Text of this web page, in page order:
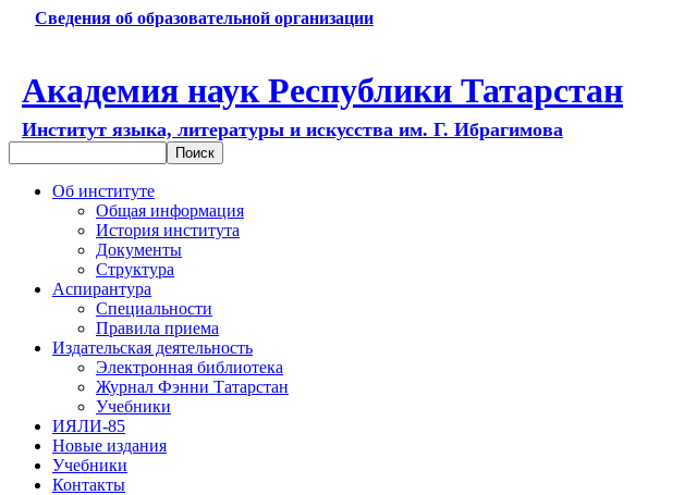
Сведения об образовательной организации
Академия наук Республики Татарстан
Институт языка, литературы и искусства им. Г. Ибрагимова
Об институте
Общая информация
История института
Документы
Структура
Аспирантура
Специальности
Правила приема
Издательская деятельность
Электронная библиотека
Журнал Фэнни Татарстан
Учебники
ИЯЛИ-85
Новые издания
Учебники
Контакты